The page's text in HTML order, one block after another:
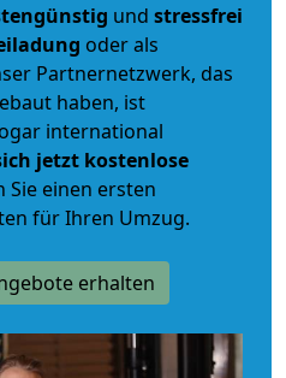
und stressfrei
oder als
Partnernetzwerk, das
haben, ist
international
jetzt kostenlose
Sie einen ersten
für Ihren Umzug.
erhalten